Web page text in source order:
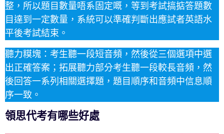
整，所以題目數量唔系固定嘅，等到考試搞掂答題數
目達到一定數量，系統可以準確判斷出應試者英語水
平後考試結束。
聽力糢塊：考生聽一段短音頻，然後從三個選項中選
出正確答案；拓展聽力部分考生聽一段較長音頻，然
後回答一系列相關選擇題，題目順序和音頻中信息順
序一致。
領思代考有哪些好處